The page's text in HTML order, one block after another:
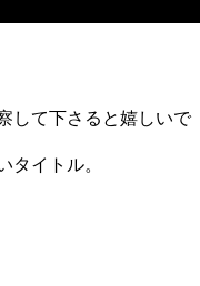
して下さると嬉しいで
タイトル。